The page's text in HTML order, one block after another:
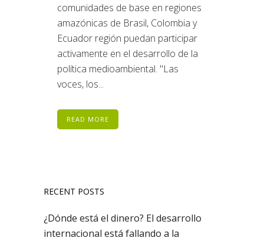
comunidades de base en regiones
amazónicas de Brasil, Colombia y
Ecuador región puedan participar
activamente en el desarrollo de la
política medioambiental. "Las
voces, los...
READ MORE
RECENT POSTS
¿Dónde está el dinero? El desarrollo
internacional está fallando a la